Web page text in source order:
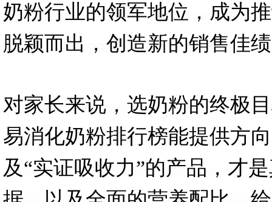
奶粉行业的领军地位，成为
脱颖而出，创造新的销售佳
对家长来说，选奶粉的终极
易消化奶粉排行榜能提供方
及“实证吸收力”的产品，才